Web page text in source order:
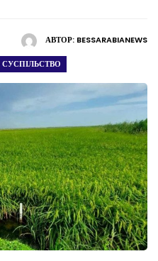
АВТОР: BESSARABIANEWS
СУСПІЛЬСТВО